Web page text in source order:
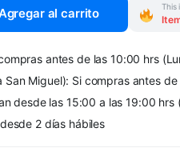
al carrito This
antes de las 10:00 hrs
San Miguel): Si compras antes
desde las 15:00 a las 19:00 hrs
2 días hábiles